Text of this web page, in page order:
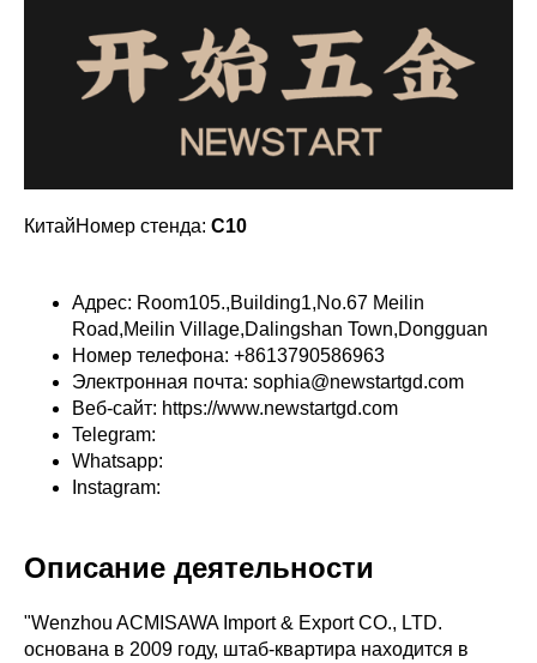
КитайНомер стенда: C10
Адрес: Room105.,Building1,No.67 Meilin
Road,Meilin Village,Dalingshan Town,Dongguan
Номер телефона: +8613790586963
Электронная почта: sophia@newstartgd.com
Веб-сайт: https://www.newstartgd.com
Telegram:
Whatsapp:
Instagram:
Описание деятельности
"Wenzhou ACMISAWA Import & Export CO., LTD.
основана в 2009 году, штаб-квартира находится в